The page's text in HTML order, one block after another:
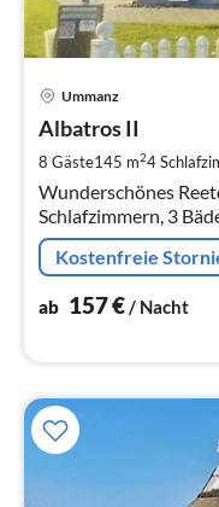
Ummanz
Albatros II
8 Gäste145 m24
Wunderschönes
Schlafzimmern, 3
Bietet ausreichend
ruhig und idyllisch
Kostenfreie
ab 157€/ Nacht